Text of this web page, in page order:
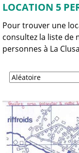
LOCATION 5
Pour trouver une
consultez la liste de
personnes à La